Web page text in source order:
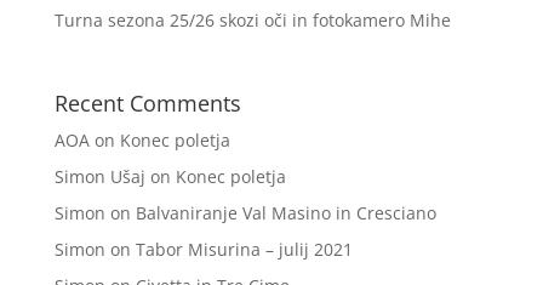
Turna sezona 25/26 skozi oči in fotokamero Mihe
Recent Comments
AOAon Konec poletja
Simon Ušaj on Konec poletja
Simon on Balvaniranje Val Masino in Cresciano
Simon on Tabor Misurina – julij 2021